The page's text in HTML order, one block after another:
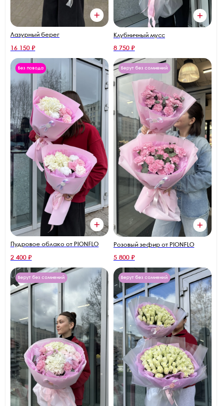
Лазурный берег
16 150 ₽
Клубничный мусс
8 750 ₽
Без повода
Пудровое облако от PIONFLO
2 400 ₽
Берут без сомнений
Розовый зефир от PIONFLO
5 800 ₽
Берут без сомнений Берут без сомнений